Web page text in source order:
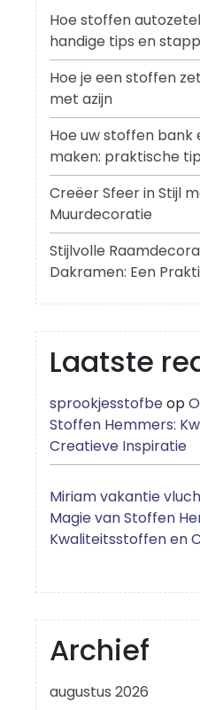
Hoe stoffen
handige tips en
Hoe je een stoffen
met azijn
Hoe uw stoffen
maken: praktische
Creëer Sfeer in Stijl
Muurdecoratie
Stijlvolle
Dakramen: Een
Laatste
sprookjesstofbeop
Stoffen Hemmers:
Creatieve Inspiratie
Miriam vakantie
Magie van Stoffen
Kwaliteitsstoffen en
Archief
augustus 2026